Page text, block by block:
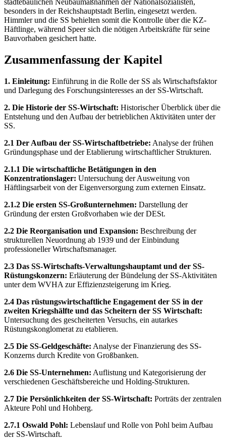
städtebaulichen Neubaumaßnahmen der Nationalsozialisten,
besonders in der Reichshauptstadt Berlin, eingesetzt werden.
Himmler und die SS behielten somit die Kontrolle über die KZ-
Häftlinge, während Speer sich die nötigen Arbeitskräfte für seine
Bauvorhaben gesichert hatte.
Zusammenfassung der Kapitel
1. Einleitung: Einführung in die Rolle der SS als Wirtschaftsfaktor
und Darlegung des Forschungsinteresses an der SS-Wirtschaft.
2. Die Historie der SS-Wirtschaft: Historischer Überblick über die
Entstehung und den Aufbau der betrieblichen Aktivitäten unter der
SS.
2.1 Der Aufbau der SS-Wirtschaftbetriebe: Analyse der frühen
Gründungsphase und der Etablierung wirtschaftlicher Strukturen.
2.1.1 Die wirtschaftliche Betätigungen in den
Konzentrationslager: Untersuchung der Ausweitung von
Häftlingsarbeit von der Eigenversorgung zum externen Einsatz.
2.1.2 Die ersten SS-Großunternehmen: Darstellung der
Gründung der ersten Großvorhaben wie der DESt.
2.2 Die Reorganisation und Expansion: Beschreibung der
strukturellen Neuordnung ab 1939 und der Einbindung
professioneller Wirtschaftsmanager.
2.3 Das SS-Wirtschafts-Verwaltungshauptamt und der SS-
Rüstungskonzern: Erläuterung der Bündelung der SS-Aktivitäten
unter dem WVHA zur Effizienzsteigerung im Krieg.
2.4 Das rüstungswirtschaftliche Engagement der SS in der
zweiten Kriegshälfte und das Scheitern der SS Wirtschaft:
Untersuchung des gescheiterten Versuchs, ein autarkes
Rüstungskonglomerat zu etablieren.
2.5 Die SS-Geldgeschäfte: Analyse der Finanzierung des SS-
Konzerns durch Kredite von Großbanken.
2.6 Die SS-Unternehmen: Auflistung und Kategorisierung der
verschiedenen Geschäftsbereiche und Holding-Strukturen.
2.7 Die Persönlichkeiten der SS-Wirtschaft: Porträts der zentralen
Akteure Pohl und Hohberg.
2.7.1 Oswald Pohl: Lebenslauf und Rolle von Pohl beim Aufbau
der SS-Wirtschaft.